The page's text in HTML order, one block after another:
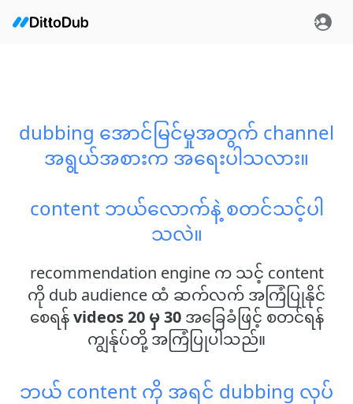
dubbing အောင်မြင်မှုအတွက် channel
အရွယ်အစားက အရေးပါသလား။
content ဘယ်လောက်နဲ့ စတင်သင့်ပါ
သလဲ။
recommendation engine က သင့် content
ကို dub audience ထံ ဆက်လက် အကြံပြုနိုင်
စေရန်videos 20 မှ 30အခြေခံဖြင့် စတင်ရန်
ကျွန်ုပ်တို့ အကြံပြုပါသည်။
ဘယ် content ကို အရင် dubbing လုပ်